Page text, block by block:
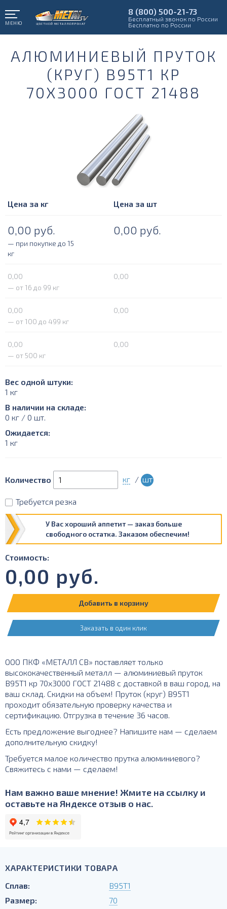
МЕНЮ
8 (800) 500-21-73
Бесплатный звонок по России
Бесплатно по России
АЛЮМИНИЕВЫЙ ПРУТОК
(КРУГ) В95Т1 КР
70Х3000 ГОСТ 21488
Цена за кг Цена за шт
0,00 руб. 0,00 руб.
— при покупке до 15
кг
0,00
0,00
— от 16 до 99 кг
0,00
0,00
— от 100 до 499 кг
0,00
0,00
— от 500 кг
Вес одной штуки:
1 кг
В наличии на складе:
0 кг / 0 шт.
Ожидается:
1 кг
Количество кг / шт
Требуется резка
У Вас хороший аппетит — заказ больше
свободного остатка. Заказом обеспечим!
Стоимость:
0,00 руб.
Добавить в корзину
Заказать в один клик
ООО ПКФ «МЕТАЛЛ СВ» поставляет только
высококачественный металл — алюминиевый пруток
В95Т1 кр 70х3000 ГОСТ 21488 с доставкой в ваш город, на
ваш склад. Скидки на объем! Пруток (круг) В95Т1
проходит обязательную проверку качества и
сертификацию. Отгрузка в течение 36 часов.
Есть предложение выгоднее? Напишите нам — сделаем
дополнительную скидку!
Требуется малое количество прутка алюминиевого?
Свяжитесь с нами — сделаем!
Нам важно ваше мнение! Жмите на ссылку и
оставьте на Яндексе отзыв о нас.
ХАРАКТЕРИСТИКИ ТОВАРА
Сплав:
В95Т1
Размер:
70